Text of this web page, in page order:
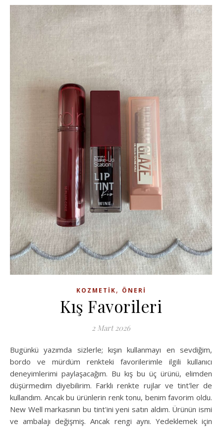
KOZMETIK, ÖNERI
Kış Favorileri
2 Mart 2026
Bugünkü yazımda sizlerle; kışın kullanmayı en sevdiğim,
bordo ve mürdüm renkteki favorilerimle ilgili kullanıcı
deneyimlerimi paylaşacağım. Bu kış bu üç ürünü, elimden
düşürmedim diyebilirim. Farklı renkte rujlar ve tint'ler de
kullandım. Ancak bu ürünlerin renk tonu, benim favorim oldu.
New Well markasının bu tint'ini yeni satın aldım. Ürünün ismi
ve ambalajı değişmiş. Ancak rengi aynı. Yedeklemek için